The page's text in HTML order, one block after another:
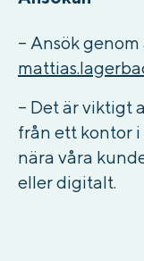
– Ansök
– Det är viktigt
från ett kontor
nära våra
eller digitalt.